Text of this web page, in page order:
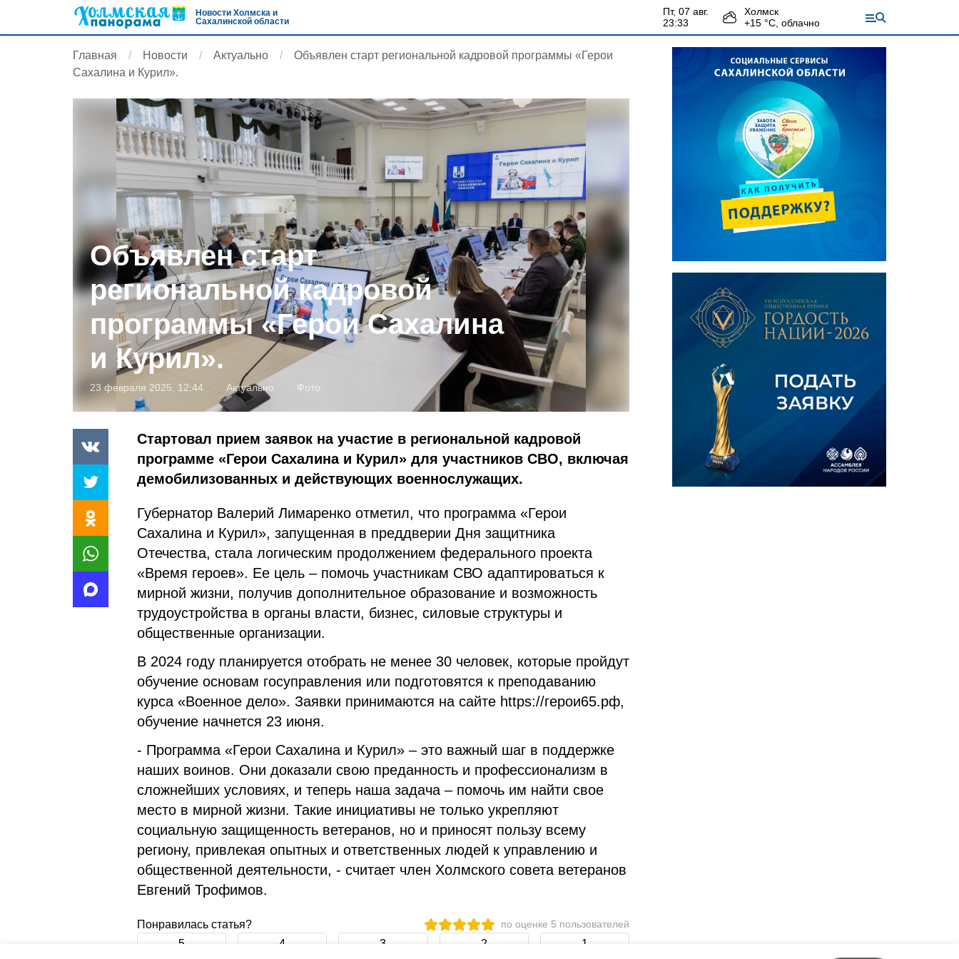
Новости Холмска и
Сахалинской области
пт, 07 авг.
23:33
Холмск
+15 °С, облачно
Главная Новости Актуально
Объявлен старт региональной кадровой программы «Герои
Сахалина и Курил».
Объявлен старт
региональной кадровой
программы «Герои Сахалина
и Курил».
23 февраля 2025, 12:44 Актуально Фото:
Стартовал прием заявок на участие в региональной кадровой
программе «Герои Сахалина и Курил» для участников СВО, включая
демобилизованных и действующих военнослужащих.
Губернатор Валерий Лимаренко отметил, что программа «Герои
Сахалина и Курил», запущенная в преддверии Дня защитника
Отечества, стала логическим продолжением федерального проекта
«Время героев». Ее цель – помочь участникам СВО адаптироваться к
мирной жизни, получив дополнительное образование и возможность
трудоустройства в органы власти, бизнес, силовые структуры и
общественные организации.
В 2024 году планируется отобрать не менее 30 человек, которые пройдут
обучение основам госуправления или подготовятся к преподаванию
курса «Военное дело». Заявки принимаются на сайте https://герои65.рф,
обучение начнется 23 июня.
- Программа «Герои Сахалина и Курил» – это важный шаг в поддержке
наших воинов. Они доказали свою преданность и профессионализм в
сложнейших условиях, и теперь наша задача – помочь им найти свое
место в мирной жизни. Такие инициативы не только укрепляют
социальную защищенность ветеранов, но и приносят пользу всему
региону, привлекая опытных и ответственных людей к управлению и
общественной деятельности, - считает член Холмского совета ветеранов
Евгений Трофимов.
Понравилась статья? по оценке 5 пользователей
5 4 3 2 1